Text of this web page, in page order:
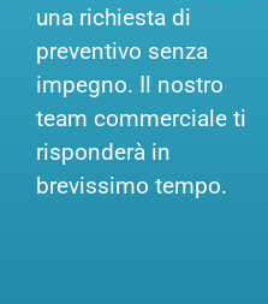
una richiesta di
preventivo senza
impegno. Il nostro
team commerciale ti
risponderà in
brevissimo tempo.